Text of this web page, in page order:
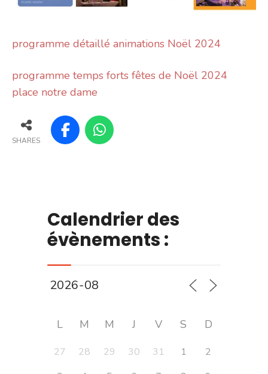
programme détaillé animations Noël 2024
programme temps forts fêtes de Noël 2024
place notre dame
SHARES
Calendrier des
évènements :
L M M J V S D
27 28 29 30 31 1
2